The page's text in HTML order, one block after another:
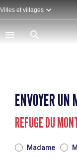
Aller
au
contenu
principal
Villes et villages
ENVOYER
REFUGE DU
Madame